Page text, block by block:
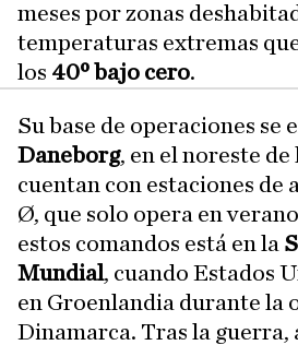
meses por zonas
temperaturas extremas
los 40º bajo cero.
Su base de operaciones se
Daneborg, en el noreste de
cuentan con estaciones de
Ø, que solo opera en
estos comandos está en la
Mundial, cuando Estados
en Groenlandia durante la
Dinamarca. Tras la guerra,